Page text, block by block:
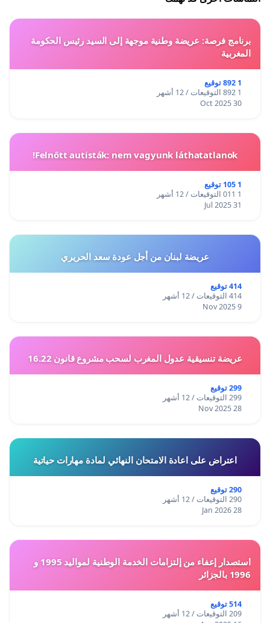
برنامج فرصة: عريضة وطنية موجهة إلى السيد رئيس الحكومة
المغربية
1 892 توقيع
1 892 التوقيعات / 12 أشهر
30 Oct 2025
Felnőtt autisták: nem vagyunk láthatatlanok!
1 105 توقيع
1 011 التوقيعات / 12 أشهر
31 Jul 2025
عريضة لبنان من أجل عودة سعد الحريري
414 توقيع
414 التوقيعات / 12 أشهر
9 Nov 2025
عريضة تنسيقية عدول المغرب لسحب مشروع قانون 16.22
299 توقيع
299 التوقيعات / 12 أشهر
28 Nov 2025
اعتراض على اعادة الامتحان النهائي لمادة مهارات حياتية
290 توقيع
290 التوقيعات / 12 أشهر
28 Jan 2026
استصدار إعفاء من إلتزامات الخدمة الوطنية لمواليد 1995 و
1996 بالجزائر
514 توقيع
209 التوقيعات / 12 أشهر